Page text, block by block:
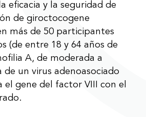
eficacia y la seguridad de
de giroctocogene
más de 50 participantes
(de entre 18 y 64 años de
A, de moderada a
de un virus adenoasociado
el gene del factor VIII con el